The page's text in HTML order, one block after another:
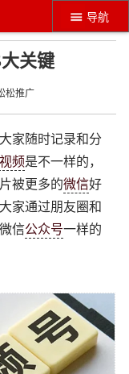
导航
关键
松推广
家随时记录和分
频是不一样的，
被更多的微信好
家通过朋友圈和
信公众号一样的